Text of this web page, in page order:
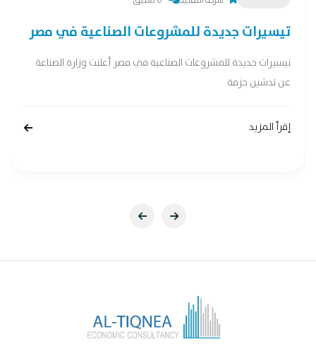
تيسيرات جديدة للمشروعات الصناعية في مصر
تيسيرات جديدة للمشروعات الصناعية في مصر أعلنت وزارة الصناعة
عن تدشين حزمة
إقرأ المزيد